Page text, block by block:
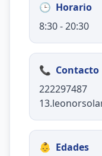
🕒 Horario
8:30 - 20:30
📞 Contacto
222297487
👶 Edades